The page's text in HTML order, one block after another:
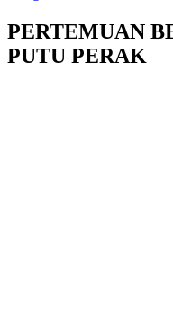
PERTEMUAN
PUTU PERAK